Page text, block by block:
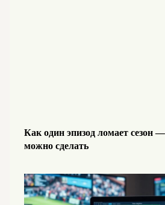
Как один эпизод ломает сезон
можно сделать